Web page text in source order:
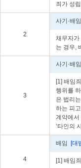
죄가 성
2
사기·배임
채무자가
는 경우,
3
사기·배임
[1] 배임
행위를
은 법리
하는 피
계약에서
‘타인의
4
배임 [대
[1] 배임